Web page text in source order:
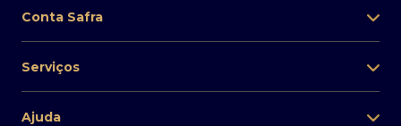
Conta Safra
Serviços
Ajuda